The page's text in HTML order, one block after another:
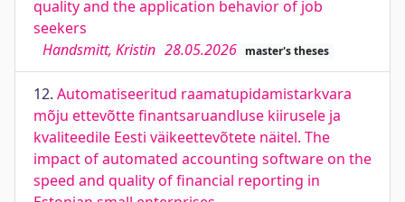
quality and the application behavior of job
seekers
Handsmitt, Kristin 28.05.2026 master's theses
12. Automatiseeritud raamatupidamistarkvara
mõju ettevõtte finantsaruandluse kiirusele ja
kvaliteedile Eesti väikeettevõtete näitel. The
impact of automated accounting software on the
speed and quality of financial reporting in